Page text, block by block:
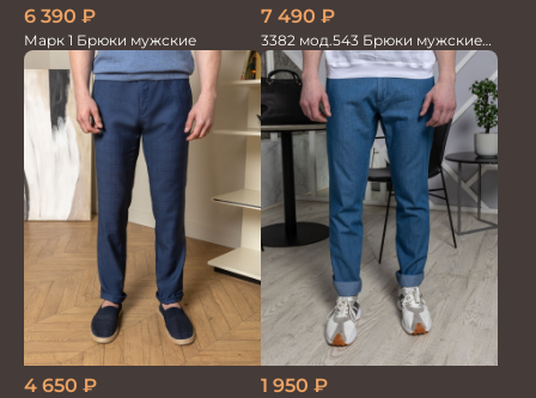
6 390 ₽
Марк 1 Брюки мужские
7 490 ₽
3382 мод.543 Брюки мужские
син.меланж трикотаж
4 650 ₽ 1 950 ₽